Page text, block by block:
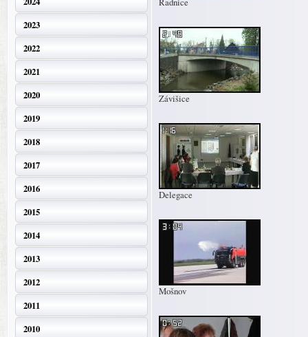
2023
2022
2021
2020
2019
2018
2017
2016
2015
2014
2013
2012
2011
2010
Závišice
Delegace
Mošnov